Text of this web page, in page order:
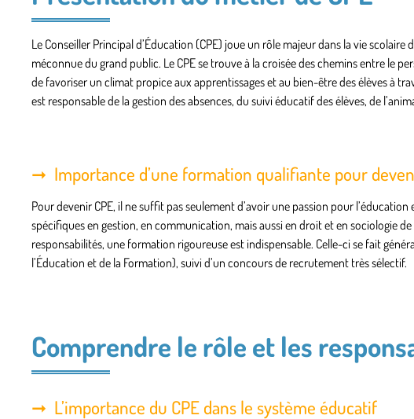
Le Conseiller Principal d’Éducation (CPE) joue un rôle majeur dans la vie
méconnue du grand public. Le CPE se trouve à la croisée des chemins entre le
de favoriser un climat propice aux apprentissages et au bien-être des élèves à
est responsable de la gestion des absences, du suivi éducatif des élèves, de
Importance d’une formation qualifiante pour
Pour devenir CPE, il ne suffit pas seulement d’avoir une passion pour
spécifiques en gestion, en communication, mais aussi en droit et en sociologie
responsabilités, une formation rigoureuse est indispensable. Celle-ci se fait
l’Éducation et de la Formation), suivi d’un concours de recrutement très sélectif.
Comprendre le rôle et les
L’importance du CPE dans le système éducatif